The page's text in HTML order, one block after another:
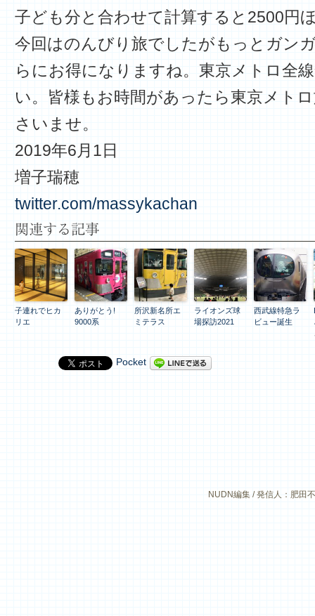
子ども分と合わせて計算すると2500円
今回はのんびり旅でしたがもっとガン
らにお得になりますね。東京メトロ全
い。皆様もお時間があったら東京メト
さいませ。
2019年6月1日
増子瑞穂
twitter.com/massykachan
関連する記事
子連れでヒカ
リエ
ありがとう!
9000系
所沢新名所エ
ミテラス
ライオンズ球
場探訪2021
西武線特急ラ
ビュー誕生
Pocket
NUDN編集 / 発信人：肥田